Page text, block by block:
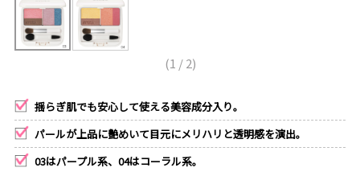
(1 /2)
揺らぎ肌でも安心して使える美容成分入り。
パールが上品に艶めいて目元にメリハリと透明感を演出。
03はパープル系、04はコーラル系。